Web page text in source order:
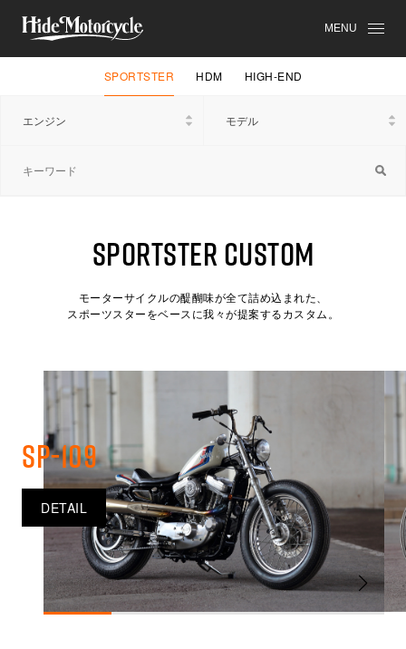
MENU
SPORTSTER HDM HIGH-END
SPORTSTER CUSTOM
モーターサイクルの醍醐味が全て詰め込まれた、
スポーツスターをベースに我々が提案するカスタム。
SP-109
DETAIL